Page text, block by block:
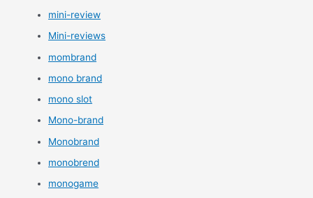
mini-review
Mini-reviews
mombrand
mono brand
mono slot
Mono-brand
Monobrand
monobrend
monogame